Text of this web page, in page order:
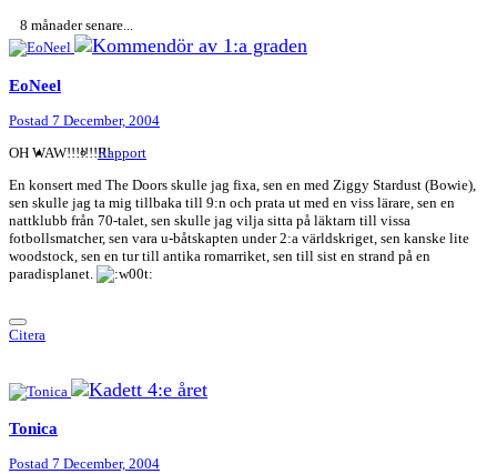
8 månader senare...
EoNeel
Postad 7 December, 2004
Rapport
OH WAW!!!!!!!!!!
En konsert med The Doors skulle jag fixa, sen en med Ziggy Stardust (Bowie),
sen skulle jag ta mig tillbaka till 9:n och prata ut med en viss lärare, sen en
nattklubb från 70-talet, sen skulle jag vilja sitta på läktarn till vissa
fotbollsmatcher, sen vara u-båtskapten under 2:a världskriget, sen kanske lite
woodstock, sen en tur till antika romarriket, sen till sist en strand på en
paradisplanet.
Citera
Tonica
Postad 7 December, 2004